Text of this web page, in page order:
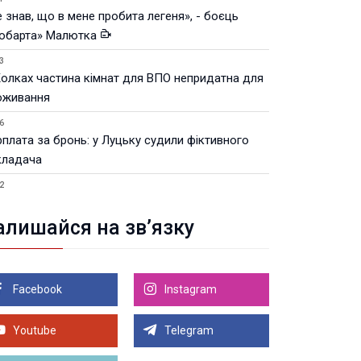
знав, що в мене пробита легеня», - боєць
Малютка
частина кімнат для ВПО непридатна для
за бронь: у Луцьку судили фіктивного
21:18
телеоб'єктивів Sigma Sports та Sony G-
21:00
на 99,9% готовий новий Державний
простір. ВІДЕО
Більше новин
на зв’язку
Facebook Instagram
Youtube Telegram